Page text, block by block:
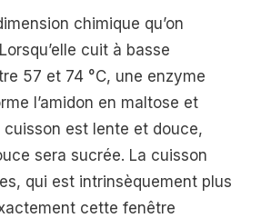
chimique qu’on
cuit à basse
57 et 74 °C, une enzyme
l’amidon en maltose et
cuisson est lente et douce,
sera sucrée. La cuisson
qui est intrinsèquement plus
cette fenêtre